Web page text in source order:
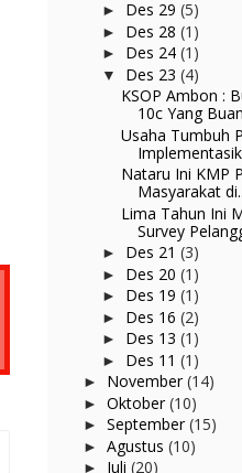
► Des 29 (5)
► Des 28 (1)
► Des 24 (1)
▼ Des 23 (4)
KSOP Ambon :
10c Yang
Usaha Tumbuh
Nataru Ini KMP
Masyarakat
Lima Tahun Ini
Survey
► Des 21 (3)
► Des 20 (1)
► Des 19 (1)
► Des 16 (2)
► Des 13 (1)
► Des 11 (1)
► November(14)
► Oktober(10)
► September(15)
► Agustus (10)
► Juli (20)